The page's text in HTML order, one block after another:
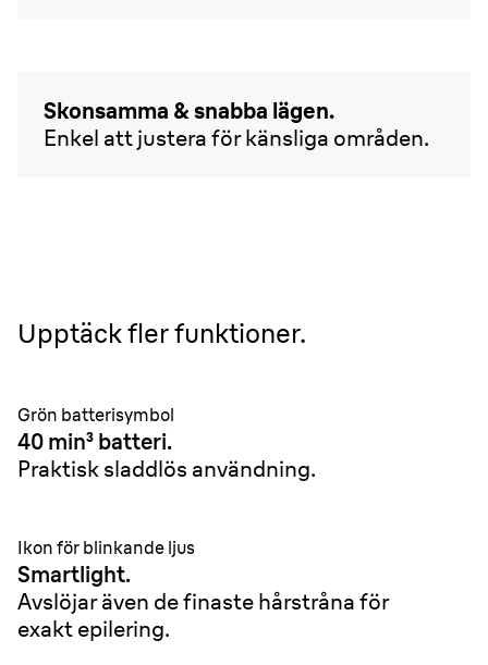
Skonsamma & snabba lägen.
Enkel att justera för känsliga områden.
Upptäck fler funktioner.
Grön batterisymbol
40 min³ batteri.
Praktisk sladdlös användning.
Ikon för blinkande ljus
Smartlight.
Avslöjar även de finaste hårstråna för
exakt epilering.